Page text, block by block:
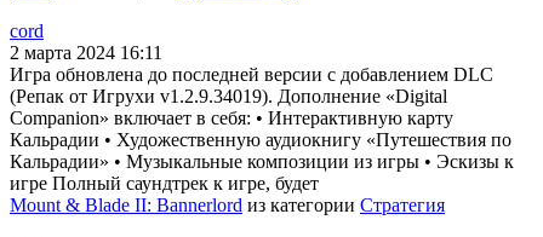
cord
2 марта 2024 16:11
Игра обновлена до последней версии с добавлением DLC
(Репак от Игрухи v1.2.9.34019). Дополнение «Digital
Companion» включает в себя: • Интерактивную карту
Кальрадии • Художественную аудиокнигу «Путешествия по
Кальрадии» • Музыкальные композиции из игры • Эскизы к
игре Полный саундтрек к игре, будет
Mount & Blade II: Bannerlord из категории Стратегия